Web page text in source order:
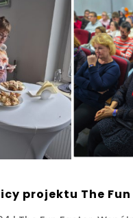
projektu The